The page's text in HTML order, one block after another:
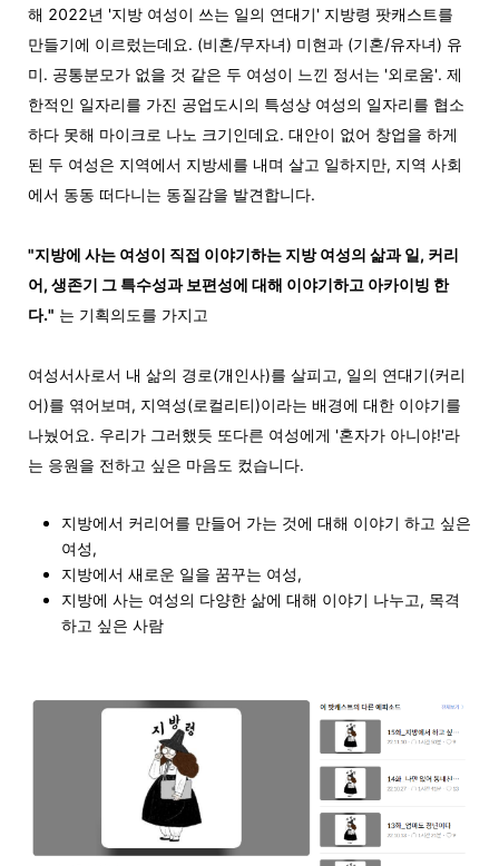
해 2022년 '지방 여성이 쓰는 일의 연대기' 지방령 팟캐스트를
만들기에 이르렀는데요. (비혼/무자녀) 미현과 (기혼/유자녀) 유
미. 공통분모가 없을 것 같은 두 여성이 느낀 정서는 '외로움'. 제
한적인 일자리를 가진 공업도시의 특성상 여성의 일자리를 협소
하다 못해 마이크로 나노 크기인데요. 대안이 없어 창업을 하게
된 두 여성은 지역에서 지방세를 내며 살고 일하지만, 지역 사회
에서 동동 떠다니는 동질감을 발견합니다.
"지방에 사는 여성이 직접 이야기하는 지방 여성의 삶과 일, 커리
어, 생존기 그 특수성과 보편성에 대해 이야기하고 아카이빙 한
다." 는 기획의도를 가지고
여성서사로서 내 삶의 경로(개인사)를 살피고, 일의 연대기(커리
어)를 엮어보며, 지역성(로컬리티)이라는 배경에 대한 이야기를
나눴어요. 우리가 그러했듯 또다른 여성에게 '혼자가 아니야!'라
는 응원을 전하고 싶은 마음도 컸습니다.
지방에서 커리어를 만들어 가는 것에 대해 이야기 하고 싶은
여성,
지방에서 새로운 일을 꿈꾸는 여성,
지방에 사는 여성의 다양한 삶에 대해 이야기 나누고, 목격
하고 싶은 사람